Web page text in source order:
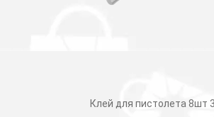
Клей для пистолета 8шт